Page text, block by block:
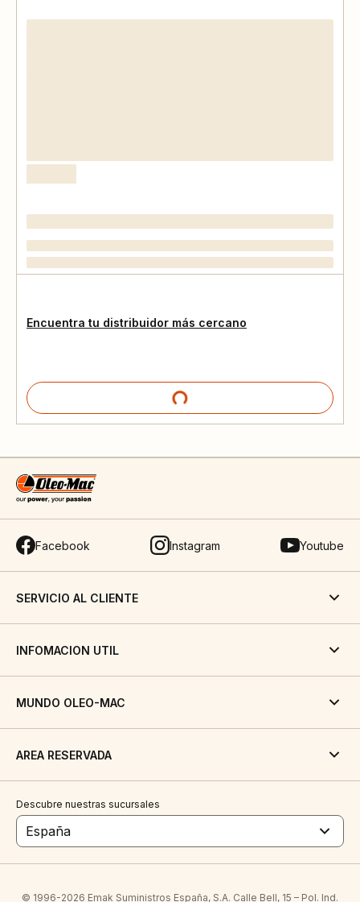
Encuentra tu distribuidor más cercano
Facebook Instagram Youtube
SERVICIO AL CLIENTE
INFOMACION UTIL
MUNDO OLEO-MAC
AREA RESERVADA
Descubre nuestras sucursales
España
© 1996-2026 Emak Suministros España, S.A. Calle Bell, 15 – Pol. Ind.